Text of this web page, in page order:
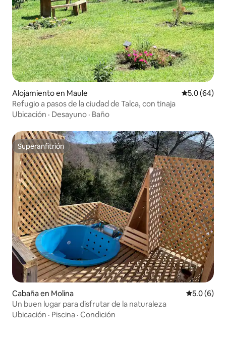
Alojamiento en Maule Calificación
5.0 (64)
Refugio a pasos de la ciudad de Talca, con tinaja
Ubicación · Desayuno · Baño
Superanfitrión
Superanfitrión
Cabaña en Molina
5.0 (6)
Un buen lugar para disfrutar de la naturaleza
Ubicación · Piscina · Condición